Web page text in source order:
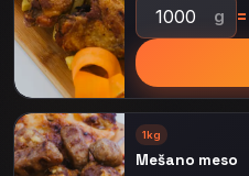
g
1kg
Mešano meso